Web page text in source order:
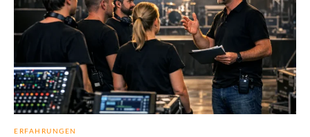
ERFAHRUNGEN